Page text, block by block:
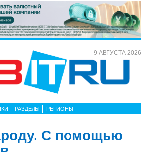
9 АВГУСТА 2026
РАЗДЕЛЫ РЕГИОНЫ
С помощью